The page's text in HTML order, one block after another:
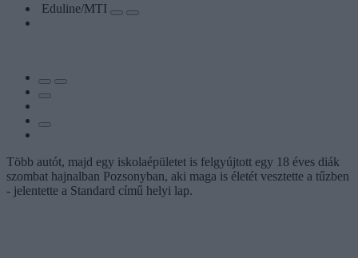
Eduline/MTI
Több autót, majd egy iskolaépületet is felgyújtott egy 18 éves diák
szombat hajnalban Pozsonyban, aki maga is életét vesztette a tűzben
- jelentette a Standard című helyi lap.